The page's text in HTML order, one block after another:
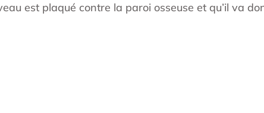
est plaqué contre la paroi osseuse et qu’il va